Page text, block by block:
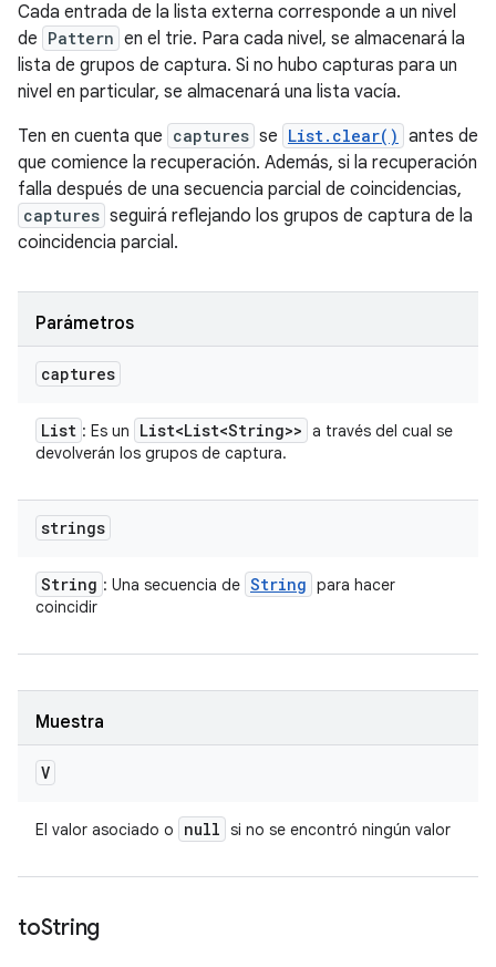
Cada entrada de la lista externa corresponde a un nivel
de Pattern en el trie. Para cada nivel, se almacenará la
lista de grupos de captura. Si no hubo capturas para un
nivel en particular, se almacenará una lista vacía.
Ten en cuenta que captures se List.clear() antes de
que comience la recuperación. Además, si la recuperación
falla después de una secuencia parcial de coincidencias,
captures seguirá reflejando los grupos de captura de la
coincidencia parcial.
Parámetros
captures
List : Es un List<List<String>> a través del cual se
devolverán los grupos de captura.
strings
String : Una secuencia de String para hacer
coincidir
Muestra
V
El valor asociado o null si no se encontró ningún valor
toString